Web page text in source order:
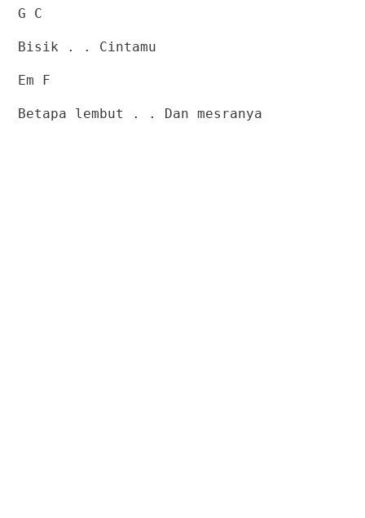
G C
Bisik . . Cintamu
Em F
Betapa lembut . . Dan mesranya